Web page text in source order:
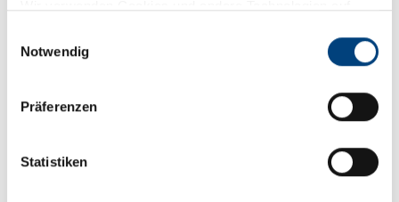
während andere uns helfen, diese Webseite und Ihre
Erfahrung zu verbessern. Personenbezogene Daten
können verarbeitet werden (z. B. IP-Adressen), z. B. für
personalisierte Anzeigen und Inhalte oder Anzeigen- und
Verwendung Ihrer Daten finden Sie in
Notwendig
Präferenzen
Statistiken